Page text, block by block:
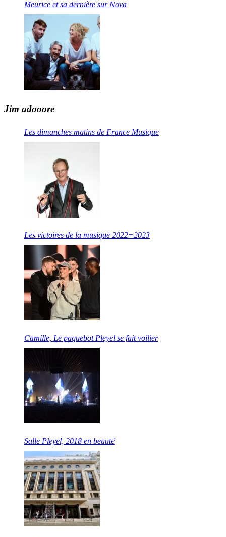
Meurice et sa dernière sur Nova
Jim adooore
Les dimanches matins de France Musique
Les victoires de la musique 2022=2023
Camille, Le paquebot Pleyel se fait voilier
Salle Pleyel, 2018 en beauté